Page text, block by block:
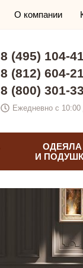
О компании
8 (495) 104-
8 (812) 604-
8 (800) 301-
Ежедневно с 10:00
ОДЕЯЛА
И